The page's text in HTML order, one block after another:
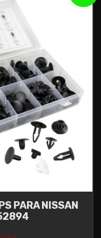
PARA NISSAN